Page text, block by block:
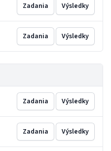
Zadania Výsledky
Zadania Výsledky
Zadania Výsledky
Zadania Výsledky